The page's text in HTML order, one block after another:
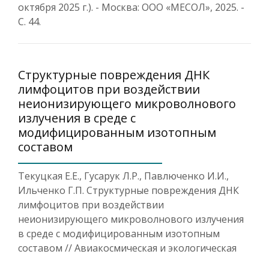
октября 2025 г.). - Москва: ООО «МЕСОЛ», 2025. -
С. 44.
Структурные повреждения ДНК
лимфоцитов при воздействии
неионизирующего микроволнового
излучения в среде с
модифицированным изотопным
составом
Текуцкая Е.Е., Гусарук Л.Р., Павлюченко И.И.,
Ильченко Г.П. Структурные повреждения ДНК
лимфоцитов при воздействии
неионизирующего микроволнового излучения
в среде с модифицированным изотопным
составом // Авиакосмическая и экологическая